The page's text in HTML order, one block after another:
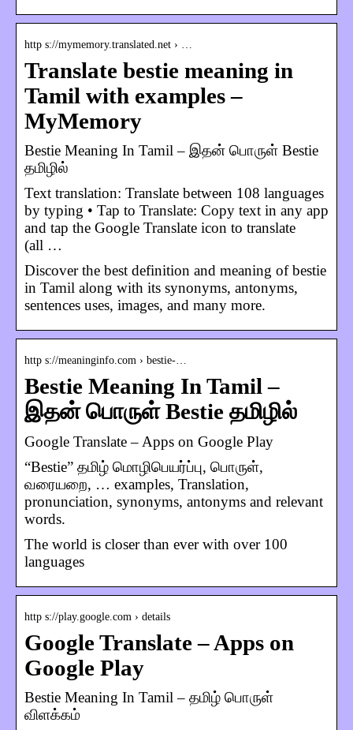
http s://mymemory.translated.net › …
Translate bestie meaning in
Tamil with examples –
MyMemory
Bestie Meaning In Tamil – இதன் பொருள் Bestie
தமிழில்
Text translation: Translate between 108 languages
by typing • Tap to Translate: Copy text in any app
and tap the Google Translate icon to translate
(all …
Discover the best definition and meaning of bestie
in Tamil along with its synonyms, antonyms,
sentences uses, images, and many more.
http s://meaninginfo.com › bestie-…
Bestie Meaning In Tamil –
இதன் பொருள் Bestie தமிழில்
Google Translate – Apps on Google Play
“Bestie” தமிழ் மொழிபெயர்ப்பு, பொருள்,
வரையறை, … examples, Translation,
pronunciation, synonyms, antonyms and relevant
words.
The world is closer than ever with over 100
languages
http s://play.google.com › details
Google Translate – Apps on
Google Play
Bestie Meaning In Tamil – தமிழ் பொருள்
விளக்கம்